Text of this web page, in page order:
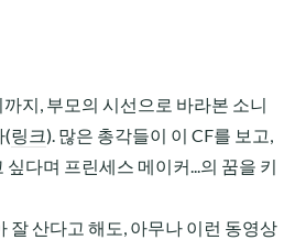
지, 부모의 시선으로 바라본 소니
(링크). 많은 총각들이 이 CF를 보고,
다며 프린세스 메이커...의 꿈을 키
잘 산다고 해도, 아무나 이런 동영상